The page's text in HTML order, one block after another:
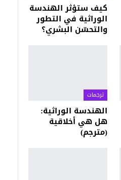
كيف ستؤثر الهندسة
الوراثية في التطور
والتحسّن البشري؟
ترجمات
الهندسة الوراثية:
هل هي أخلاقية
(مترجم)